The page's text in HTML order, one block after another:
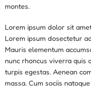
montes.
Lorem ipsum dolor sit
Lorem ipsum dosectetur
Mauris elementum
nunc rhoncus viverra quis
turpis egestas. Aenean
massa. Cum sociis